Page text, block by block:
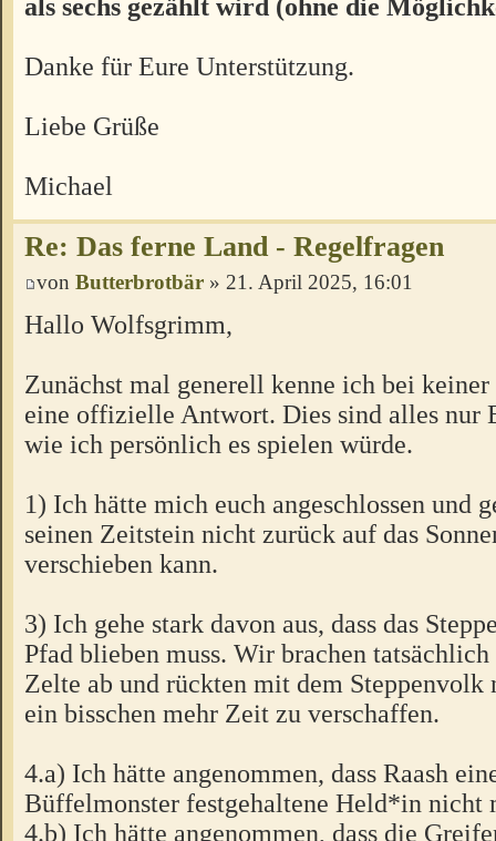
als sechs gezählt wird (ohne die
Danke für Eure Unterstützung.
Liebe Grüße
Michael
Re: Das ferne Land - Regelfragen
von Butterbrotbär » 21. April 2025, 16:01
Hallo Wolfsgrimm,
Zunächst mal generell kenne ich bei keiner
eine offizielle Antwort. Dies sind alles nur
wie ich persönlich es spielen würde.
1) Ich hätte mich euch angeschlossen und
seinen Zeitstein nicht zurück auf das
verschieben kann.
3) Ich gehe stark davon aus, dass das
Pfad blieben muss. Wir brachen
Zelte ab und rückten mit dem Steppenvolk
ein bisschen mehr Zeit zu verschaffen.
4.a) Ich hätte angenommen, dass Raash
Büffelmonster festgehaltene Held*in nicht
4.b) Ich hätte angenommen, dass die